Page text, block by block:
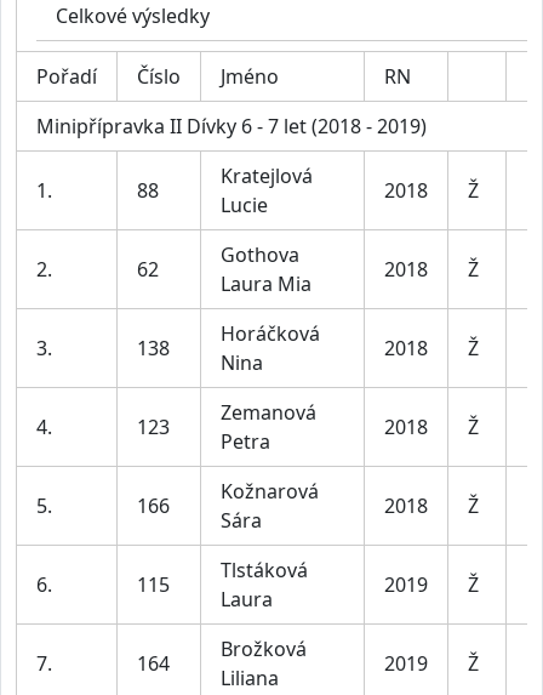
Celkové výsledky
Pořadí Číslo Jméno RN
Minipřípravka II Dívky 6 - 7 let (2018 - 2019)
1. 88
Kratejlová
Lucie
2018 Ž
2. 62
Gothova
Laura Mia
2018 Ž
3. 138
Horáčková
Nina
2018 Ž
4. 123
Zemanová
Petra
2018 Ž
5. 166
Kožnarová
Sára
2018 Ž
6. 115
Tlstáková
Laura
2019 Ž
7. 164
Brožková
Liliana
2019 Ž